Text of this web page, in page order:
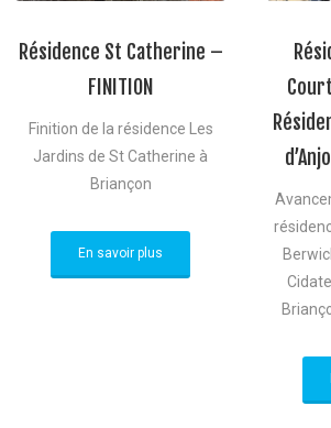
Résidence St Catherine –
FINITION
Finition de la résidence Les
Jardins de St Catherine à
Briançon
En savoir plus